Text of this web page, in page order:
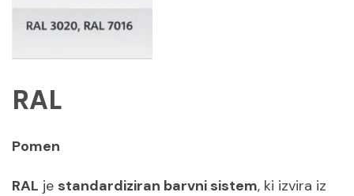
RAL
Pomen
RAL je standardiziran barvni sistem, ki izvira iz